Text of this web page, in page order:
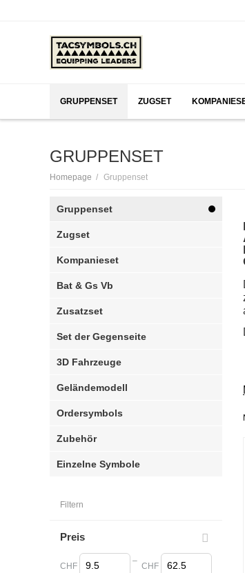
GRUPPENSET ZUGSET
GRUPPENSET
Homepage / Gruppenset
Gruppenset
Zugset
Kompanieset
Bat & Gs Vb
Zusatzset
Set der Gegenseite
3D Fahrzeuge
Geländemodell
Ordersymbols
Zubehör
Einzelne Symbole
Filtern
Preis
CHF
–
CHF